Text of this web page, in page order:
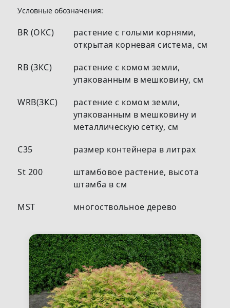
Условные обозначения:
BR (ОКС)
растение с голыми корнями,
открытая корневая система, см
RB (ЗКС)
растение с комом земли,
упакованным в мешковину, см
WRB(ЗКС)
растение с комом земли,
упакованным в мешковину и
металлическую сетку, см
С35
размер контейнера в литрах
St 200
штамбовое растение, высота
штамба в см
MST
многоствольное дерево